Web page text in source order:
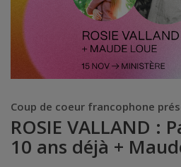
Coup de coeur francophone
ROSIE VALLAND :
10 ans déjà +